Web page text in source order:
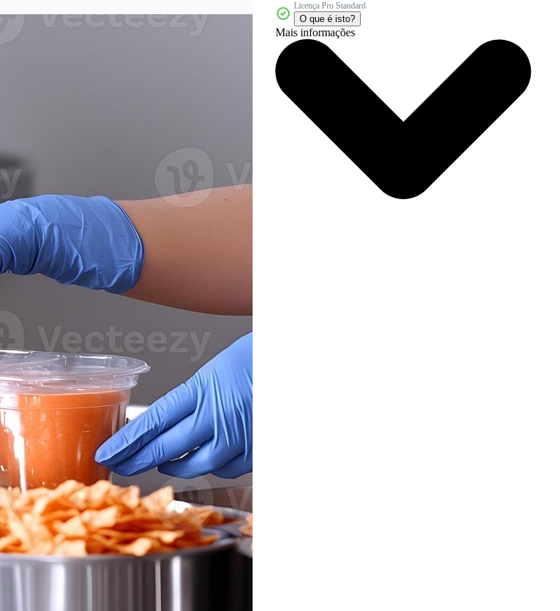
Licença Pro Standard
O que é isto?
Mais informações